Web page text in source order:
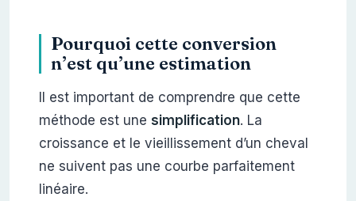
Pourquoi cette conversion
n’est qu’une estimation
Il est important de comprendre que cette
méthode est une simplification. La
croissance et le vieillissement d’un cheval
ne suivent pas une courbe parfaitement
linéaire.